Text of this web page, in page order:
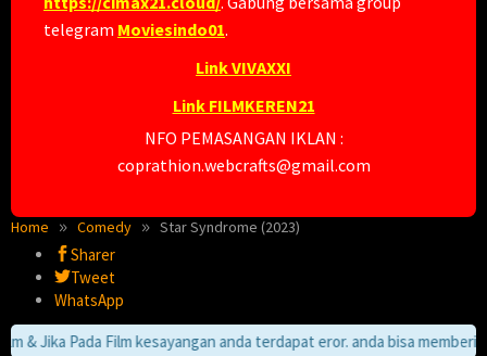
telegram Moviesindo01.
Link VIVAXXI
Link FILMKEREN21
NFO PEMASANGAN IKLAN :
coprathion.webcrafts@gmail.com
Home Comedy Star Syndrome (2023)
Sharer
Tweet
WhatsApp
& Jika Pada Film kesayangan anda terdapat eror. anda bisa memberi